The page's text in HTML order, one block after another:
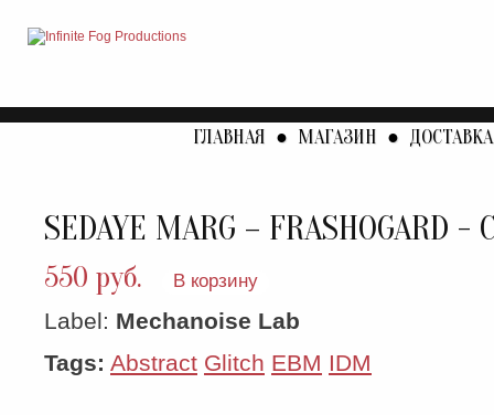
ГЛАВНАЯ ● МАГАЗИН ●
SEDAYE MARG – FRASHOGARD -
550 руб. В корзину
Label: Mechanoise Lab
Tags: Abstract Glitch EBM IDM